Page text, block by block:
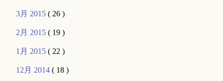
3月 2015( 26 )
2月 2015( 19 )
1月 2015( 22 )
12月 2014( 18 )